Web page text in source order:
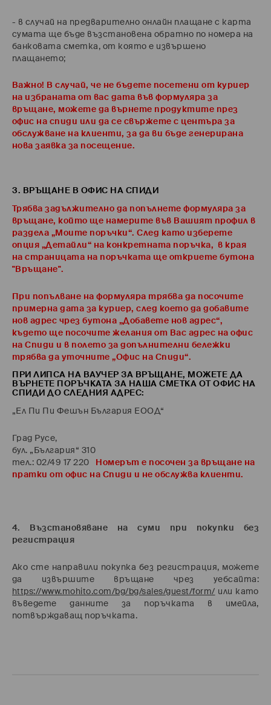
- в случай на предварително онлайн плащане с карта
сумата ще бъде възстановена обратно по номера на
банковата сметка, от която е извършено
плащането;
Важно! В случай, че не бъдете посетени от куриер
на избраната от вас дата във формуляра за
връщане, можете да върнете продуктите през
офис на спиди или да се свържете с центъра за
обслужване на клиенти, за да ви бъде генерирана
нова заявка за посещение.
3. ВРЪЩАНЕ В ОФИС НА СПИДИ
Трябва задължително да попълнете формуляра за
връщане, който ще намерите във Вашият профил в
раздела „Моите поръчки“. След като изберете
опция „Детайли“ на конкретната поръчка, в края
на страницата на поръчката ще откриете бутона
"Връщане".
При попълване на формуляра трябва да посочите
примерна дата за куриер, след което да добавите
нов адрес чрез бутона „Добавете нов адрес“,
където ще посочите желания от Вас адрес на офис
на Спиди и в полето за допълнителни бележки
трябва да уточните „Офис на Спиди“.
ПРИ ЛИПСА НА ВАУЧЕР ЗА ВРЪЩАНЕ, МОЖЕТЕ ДА
ВЪРНЕТЕ ПОРЪЧКАТА ЗА НАША СМЕТКА ОТ ОФИС НА
СПИДИ ДО СЛЕДНИЯ АДРЕС:
„Ел Пи Пи Фешън България ЕООД“
Град Русе,
бул. „България“ 310
тел.: 02/49 17 220 Номерът е посочен за връщане на
пратки от офис на Спиди и не обслужва клиенти.
4. Възстановяване на суми при покупки без
регистрация
Ако сте направили покупка без регистрация, можете
да извършите връщане чрез уебсайта:
https://www.mohito.com/bg/bg/sales/guest/form/ или като
въведете данните за поръчката в имейла,
потвърждаващ поръчката.